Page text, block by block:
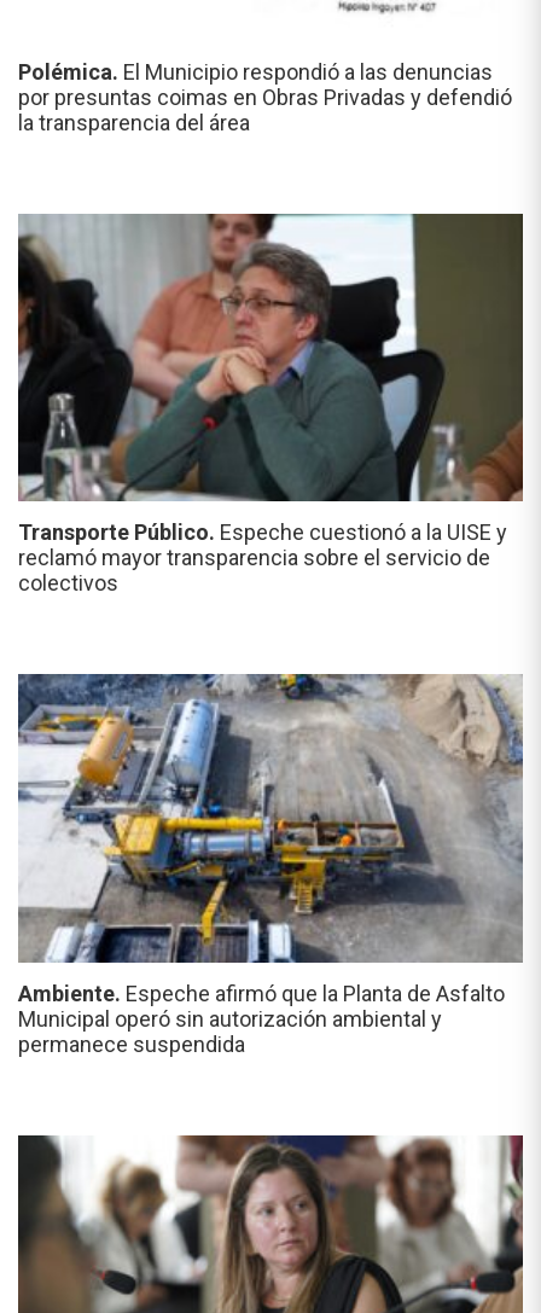
Polémica. El Municipio respondió a las denuncias
por presuntas coimas en Obras Privadas y defendió
la transparencia del área
Transporte Público. Espeche cuestionó a la UISE y
reclamó mayor transparencia sobre el servicio de
colectivos
Ambiente. Espeche afirmó que la Planta de Asfalto
Municipal operó sin autorización ambiental y
permanece suspendida